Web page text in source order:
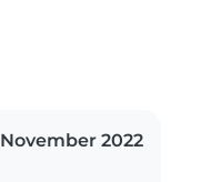
November 2022